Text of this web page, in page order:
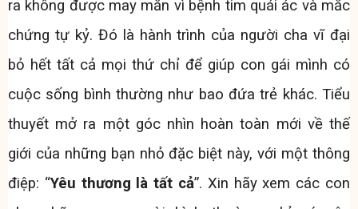
ra không được may mắn vì bệnh tim quái ác và mắc
chứng tự kỷ. Đó là hành trình của người cha vĩ đại
bỏ hết tất cả mọi thứ chỉ để giúp con gái mình có
cuộc sống bình thường như bao đứa trẻ khác. Tiểu
thuyết mở ra một góc nhìn hoàn toàn mới về thế
giới của những bạn nhỏ đặc biệt này, với một thông
điệp: “Yêu thương là tất cả”. Xin hãy xem các con